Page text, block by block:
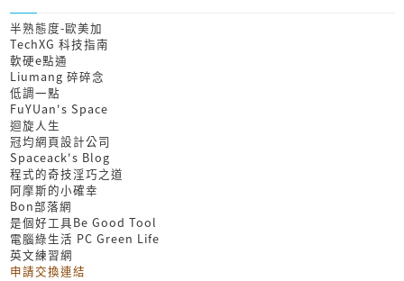
半熟態度-歐美加
TechXG 科技指南
軟硬e點通
Liumang 碎碎念
低調一點
FuYUan's Space
迴旋人生
冠均網頁設計公司
Spaceack's Blog
程式的奇技淫巧之道
阿摩斯的小確幸
Bon部落網
是個好工具Be Good Tool
電腦綠生活 PC Green Life
英文練習網
申請交換連結